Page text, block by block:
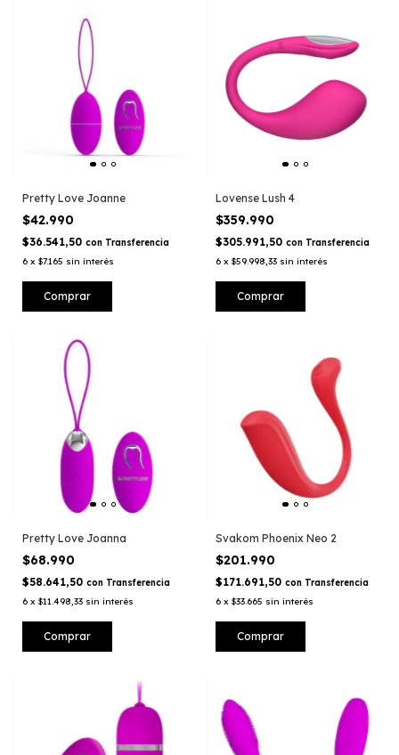
Pretty Love Joanne
$42.990
$36.541,50 con Transferencia
6 x $7.165 sin interés
Lovense Lush 4
$359.990
$305.991,50 con Transferencia
6 x $59.998,33 sin interés
Pretty Love Joanna
$68.990
$58.641,50 con Transferencia
6 x $11.498,33 sin interés
Svakom Phoenix Neo 2
$201.990
$171.691,50 con Transferencia
6 x $33.665 sin interés